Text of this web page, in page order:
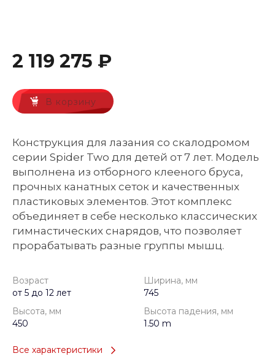
2 119 275 ₽
В корзину
Конструкция для лазания со скалодромом
серии Spider Two для детей от 7 лет. Модель
выполнена из отборного клееного бруса,
прочных канатных сеток и качественных
пластиковых элементов. Этот комплекс
объединяет в себе несколько классических
гимнастических снарядов, что позволяет
прорабатывать разные группы мышц.
Возраст
от 5 до 12 лет
Ширина, мм
745
Высота, мм
450
Высота падения, мм
1.50 m
Все характеристики